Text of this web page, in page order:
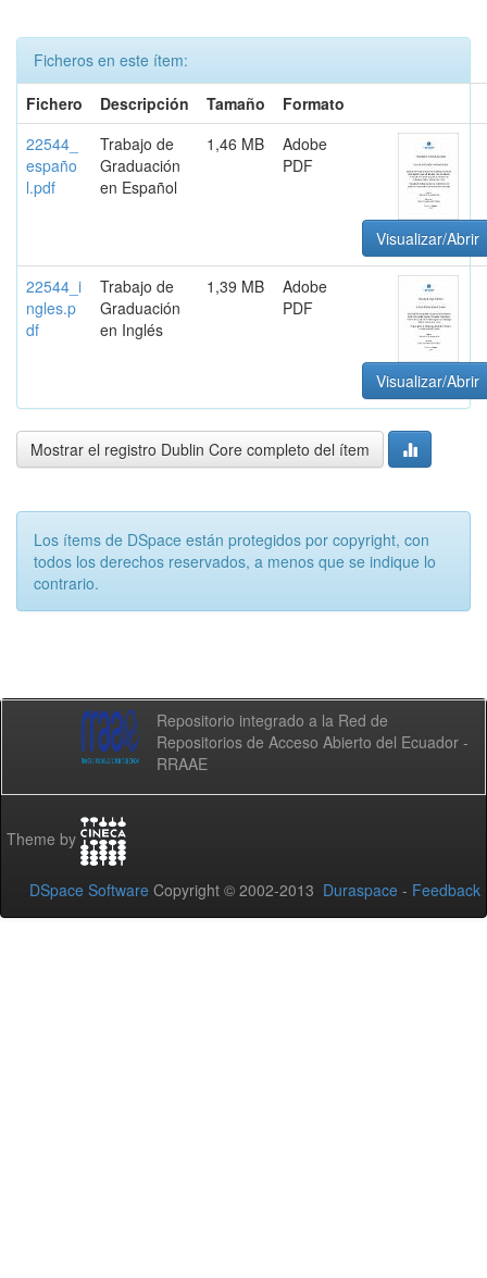
Ficheros en este ítem:
Fichero
Descripción Tamaño
Formato
22544_
españo
l.pdf
Trabajo de
Graduación
en Español
1,46 MB
Adobe
PDF
Visualizar/Abrir
22544_i
ngles.p
df
Trabajo de
Graduación
en Inglés
1,39 MB
Adobe
PDF
Visualizar/Abrir
Mostrar el registro Dublin Core completo del ítem
Los ítems de DSpace están protegidos por copyright, con
todos los derechos reservados, a menos que se indique lo
contrario.
Repositorio integrado a la Red de
Repositorios de Acceso Abierto del Ecuador -
RRAAE
Theme by
DSpace Software Copyright © 2002-2013 Duraspace - Feedback